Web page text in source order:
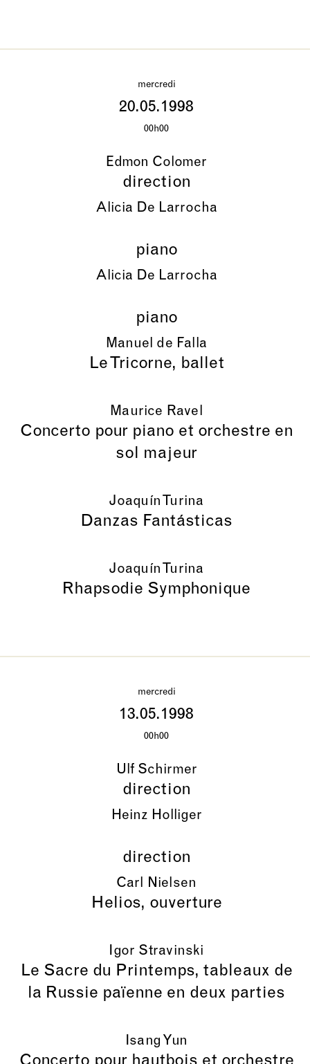
mercredi
20.05.1998
00h00
Edmon Colomer
direction
Alicia De Larrocha
piano
Alicia De Larrocha
piano
Manuel de Falla
Le Tricorne, ballet
Maurice Ravel
Concerto pour piano et orchestre en
sol majeur
Joaquín Turina
Danzas Fantásticas
Joaquín Turina
Rhapsodie Symphonique
mercredi
13.05.1998
00h00
Ulf Schirmer
direction
Heinz Holliger
direction
Carl Nielsen
Helios, ouverture
Igor Stravinski
Le Sacre du Printemps, tableaux de
la Russie païenne en deux parties
Isang Yun